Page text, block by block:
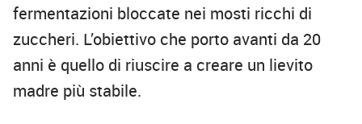
fermentazioni bloccate nei mosti ricchi di
zuccheri. L’obiettivo che porto avanti da 20
anni è quello di riuscire a creare un lievito
madre più stabile.